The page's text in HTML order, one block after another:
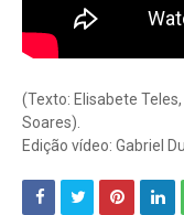
(Texto: Elisabete
Soares).
Edição vídeo: Gabriel